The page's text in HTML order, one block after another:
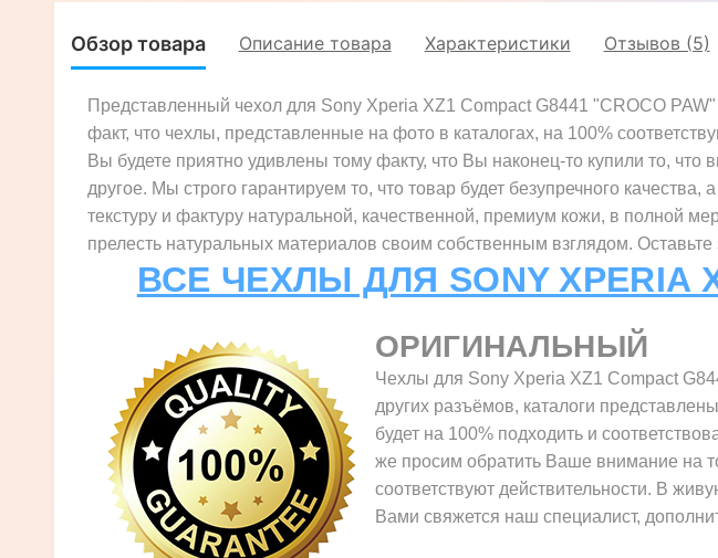
Обзор товара Описание товара Характеристики Отзывов (5)
Представленный чехол для Sony Xperia XZ1 Compact G8441 "CROCO
факт, что чехлы, представленные на фото в каталогах, на 100%
Вы будете приятно удивлены тому факту, что Вы наконец-то купили то,
другое. Мы строго гарантируем то, что товар будет безупречного
текстуру и фактуру натуральной, качественной, премиум кожи, в полной
прелесть натуральных материалов своим собственным взглядом.
ВСЕ ЧЕХЛЫ ДЛЯ SONY XPERIA
ОРИГИНАЛЬНЫЙ
Чехлы для Sony Xperia XZ1 Compact
других разъёмов, каталоги
будет на 100% подходить и
же просим обратить Ваше внимание на
соответствуют действительности. В
Вами свяжется наш специалист,